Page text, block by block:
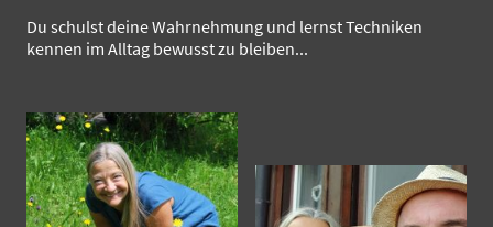
Du schulst deine Wahrnehmung und lernst Techniken
kennen im Alltag bewusst zu bleiben...